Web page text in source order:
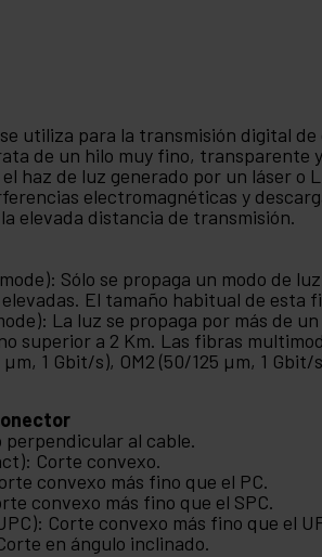
utiliza para la transmisión digital
de un hilo muy fino, transparente
haz de luz generado por un láser o
electromagnéticas y
elevada distancia de transmisión.
Sólo se propaga un modo de
El tamaño habitual de esta
La luz se propaga por más de
superior a 2 Km. Las fibras
µm, 1 Gbit/s), OM2 (50/125 µm, 1
perpendicular al cable.
Corte convexo.
convexo más fino que el PC.
convexo más fino que el SPC.
Corte convexo más fino que el
en ángulo inclinado.